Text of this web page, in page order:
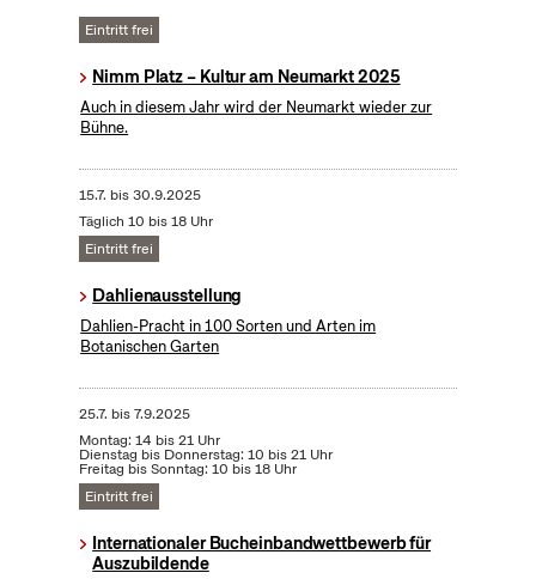
Eintritt frei
Nimm Platz – Kultur am Neumarkt 2025
Auch in diesem Jahr wird der Neumarkt wieder zur
Bühne.
15.7. bis30.9.2025
Täglich 10 bis 18 Uhr
Eintritt frei
Dahlienausstellung
Dahlien-Pracht in 100 Sorten und Arten im
Botanischen Garten
25.7. bis7.9.2025
Montag: 14 bis 21 Uhr
Dienstag bis Donnerstag: 10 bis 21 Uhr
Freitag bis Sonntag: 10 bis 18 Uhr
Eintritt frei
Internationaler Bucheinbandwettbewerb für
Auszubildende